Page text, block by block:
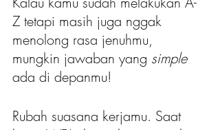
Z tetapi masih juga nggak
menolong rasa jenuhmu,
mungkin jawaban yang simple
ada di depanmu!
Rubah suasana kerjamu. Saat